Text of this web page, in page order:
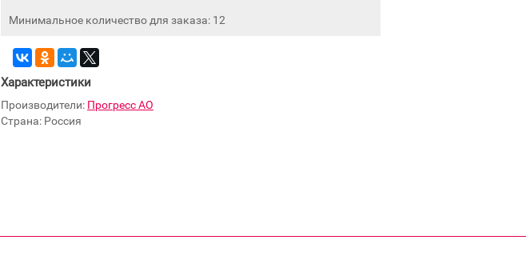
Минимальное количество для заказа: 12
Характеристики
Производители: Прогресс АО
Страна: Россия